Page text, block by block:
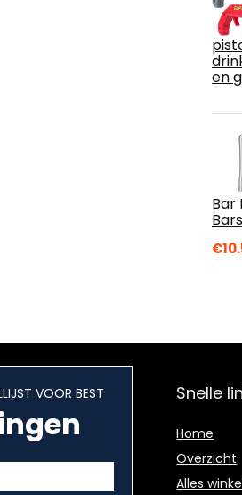
en
Bar
€
VOOR BEST Snelle
Home
Overzicht
Alles